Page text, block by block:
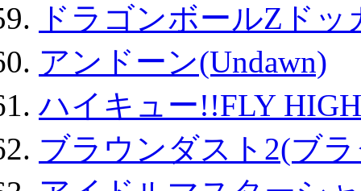
ドラゴンボールZド
アンドーン(Undawn)
ハイキュー!!FLY HIGH
ブラウンダスト2(ブ